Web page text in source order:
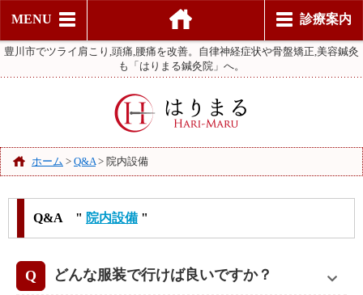
MENU 診療案内
豊川市でツライ肩こり,頭痛,腰痛を改善。自律神経症状や骨盤矯正,美容鍼灸
も「はりまる鍼灸院」へ。
ホーム > Q&A> 院内設備
Q&A " 院内設備 "
どんな服装で行けば良いですか？